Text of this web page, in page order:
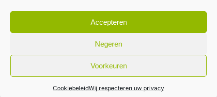
Accepteren
Negeren
Voorkeuren
CookiebeleidWij respecteren uw privacy
Blijft op de hoogte
Rechtstreeks van het veld naar je inbox.
Inschrijven nieuwsbrief
Algemene voorwaarden|Privacybeleid| gemaakt met door
creativitijd